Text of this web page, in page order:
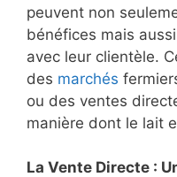
peuvent non
bénéfices mais
avec leur clientèle.
des marchés
ou des ventes
manière dont le lait
La Vente Directe :